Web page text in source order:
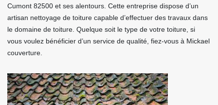
Cumont 82500 et ses alentours. Cette entreprise dispose d’un
artisan nettoyage de toiture capable d’effectuer des travaux dans
le domaine de toiture. Quelque soit le type de votre toiture, si
vous voulez bénéficier d’un service de qualité, fiez-vous à Mickael
couverture.